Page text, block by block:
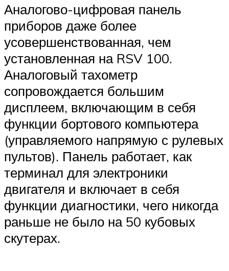
Аналогово-цифровая панель
приборов даже более
усовершенствованная, чем
установленная на RSV 100.
Аналоговый тахометр
сопровождается большим
дисплеем, включающим в себя
функции бортового компьютера
(управляемого напрямую с рулевых
пультов). Панель работает, как
терминал для электроники
двигателя и включает в себя
функции диагностики, чего никогда
раньше не было на 50 кубовых
скутерах.